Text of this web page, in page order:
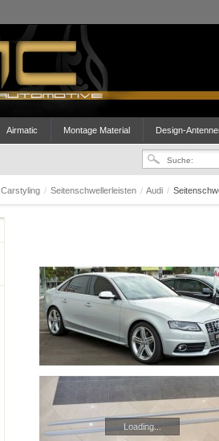
Airmatic Montage Material Design-
Carstyling / Seitenschwellerleisten / Audi /
Loading...